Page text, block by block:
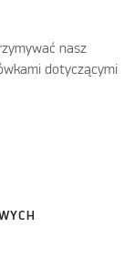
nasz
dotyczącymi